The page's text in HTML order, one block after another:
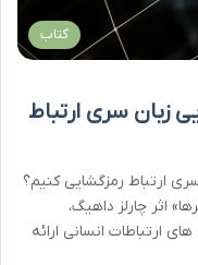
کتاب
زبان سری ارتباط
ارتباط رمزگشایی کنیم؟
اثر چارلز داهیگ،
ارتباطات انسانی ارائه